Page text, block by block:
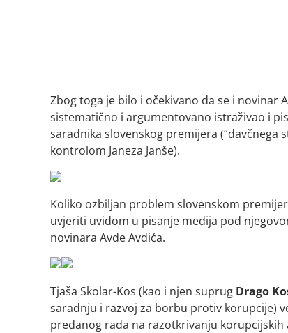
Zbog toga je bilo i očekivano da se i novinar
sistematično i argumentovano istraživao i
saradnika slovenskog premijera
kontrolom Janeza Janše).
Koliko ozbiljan problem slovenskom
uvjeriti uvidom u pisanje medija pod
novinara Avde Avdića.
Tjaša Skolar-Kos (kao i njen suprug Drago
saradnju i razvoj za borbu protiv korupcije)
predanog rada na razotkrivanju korupcijskih